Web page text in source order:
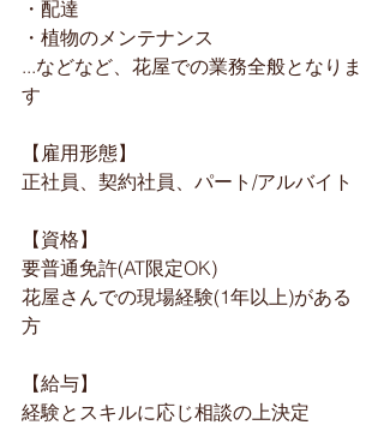
・配達
・植物のメンテナンス
...などなど、花屋での業務全般となりま
す
【雇用形態】
正社員、契約社員、パート/アルバイト
【資格】
要普通免許(AT限定OK)
花屋さんでの現場経験(1年以上)がある
方
【給与】
経験とスキルに応じ相談の上決定